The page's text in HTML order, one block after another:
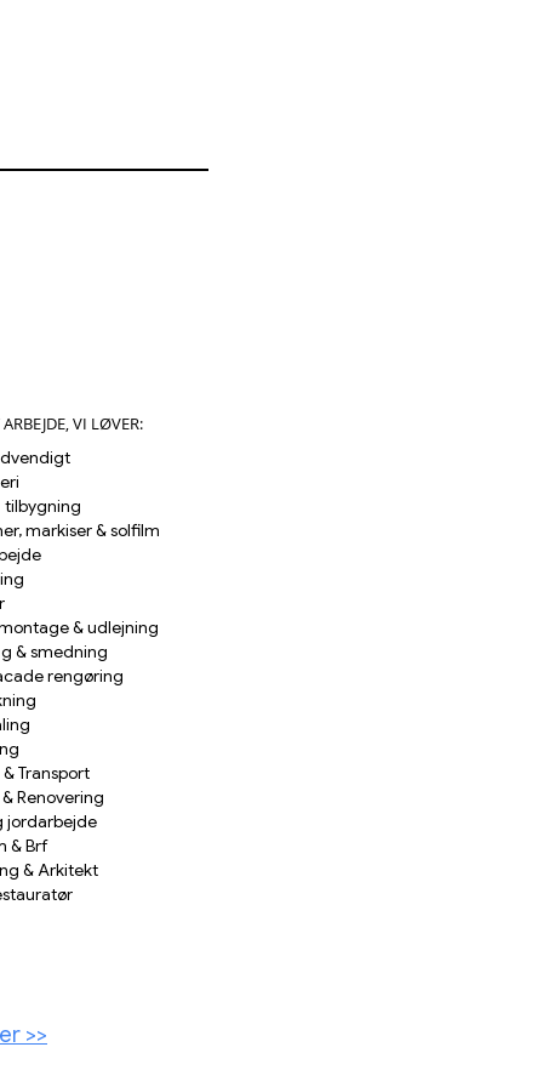
VI LØVER:
markiser & solfilm
& udlejning
& smedning
rengøring
Transport
Renovering
jordarbejde
& Brf
& Arkitekt
>>